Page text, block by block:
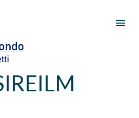
ai contenuti principali